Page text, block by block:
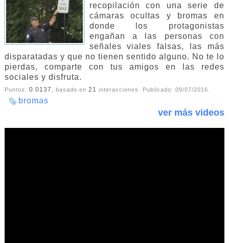
recopilación con una serie de
cámaras ocultas y bromas en
donde los protagonistas
engañan a las personas con
señales viales falsas, las más
disparatadas y que no tienen sentido alguno. No te lo
pierdas, comparte con tus amigos en las redes
sociales y disfruta.
Puntos: 0.0137 , basado en 21 interacciones. Publicado: 09/07/2016.
bromas
ver más videos